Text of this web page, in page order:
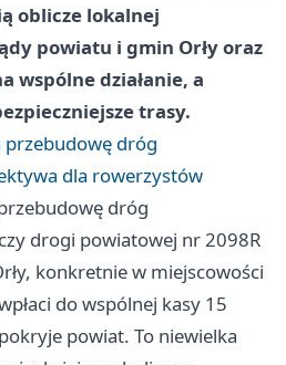
oblicze lokalnej
powiatu i gmin Orły oraz
wspólne działanie, a
trasy.
przebudowę dróg
dla rowerzystów
dróg
drogi powiatowej nr 2098R
konkretnie w miejscowości
do wspólnej kasy 15
powiat. To niewielka